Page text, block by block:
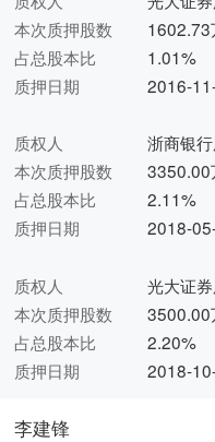
本次质押股数
1602.73
占总股本比
1.01%
质押日期
2016-
质权人
浙商银
本次质押股数
3350.00
占总股本比
2.11%
质押日期
2018-
质权人
光大证
本次质押股数
3500.00
占总股本比
2.20%
质押日期
2018-
李建锋